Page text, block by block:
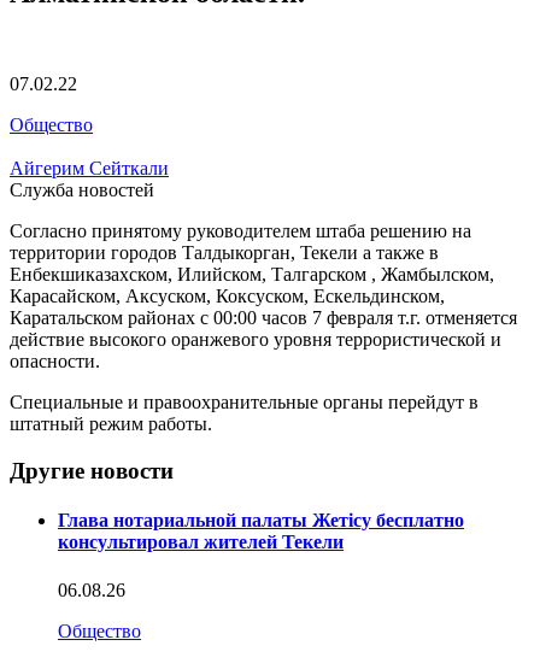
07.02.22
Общество
Айгерим Сейткали
Служба новостей
Согласно принятому руководителем штаба решению на
территории городов Талдыкорган, Текели а также в
Енбекшиказахском, Илийском, Талгарском , Жамбылском,
Карасайском, Аксуском, Коксуском, Ескельдинском,
Каратальском районах с 00:00 часов 7 февраля т.г. отменяется
действие высокого оранжевого уровня террористической и
опасности.
Специальные и правоохранительные органы перейдут в
штатный режим работы.
Другие новости
Глава нотариальной палаты Жетісу бесплатно
консультировал жителей Текели
06.08.26
Общество